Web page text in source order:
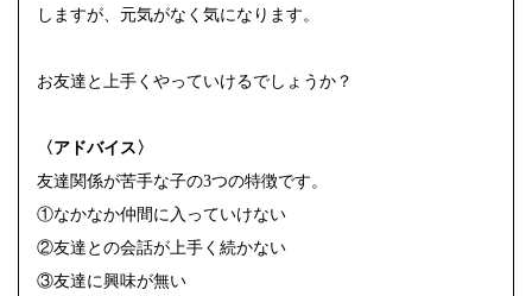
しますが、元気がなく気になります。
お友達と上手くやっていけるでしょうか？
〈アドバイス〉
友達関係が苦手な子の3つの特徴です。
①なかなか仲間に入っていけない
②友達との会話が上手く続かない
③友達に興味が無い